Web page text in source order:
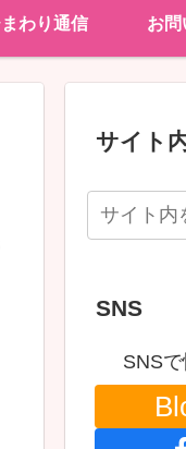
わり通信 お問
サイト
SNS
SNS